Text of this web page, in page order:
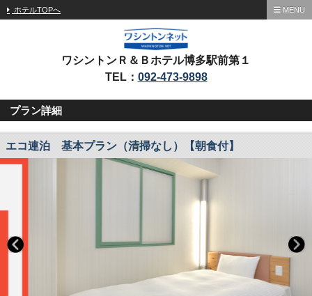
ホテルTOPへ MENU
ワシントンＲ＆Ｂホテル博多駅前第１
TEL： 092-473-9898
プラン詳細
エコ連泊 基本プラン（清掃なし）【朝食付】